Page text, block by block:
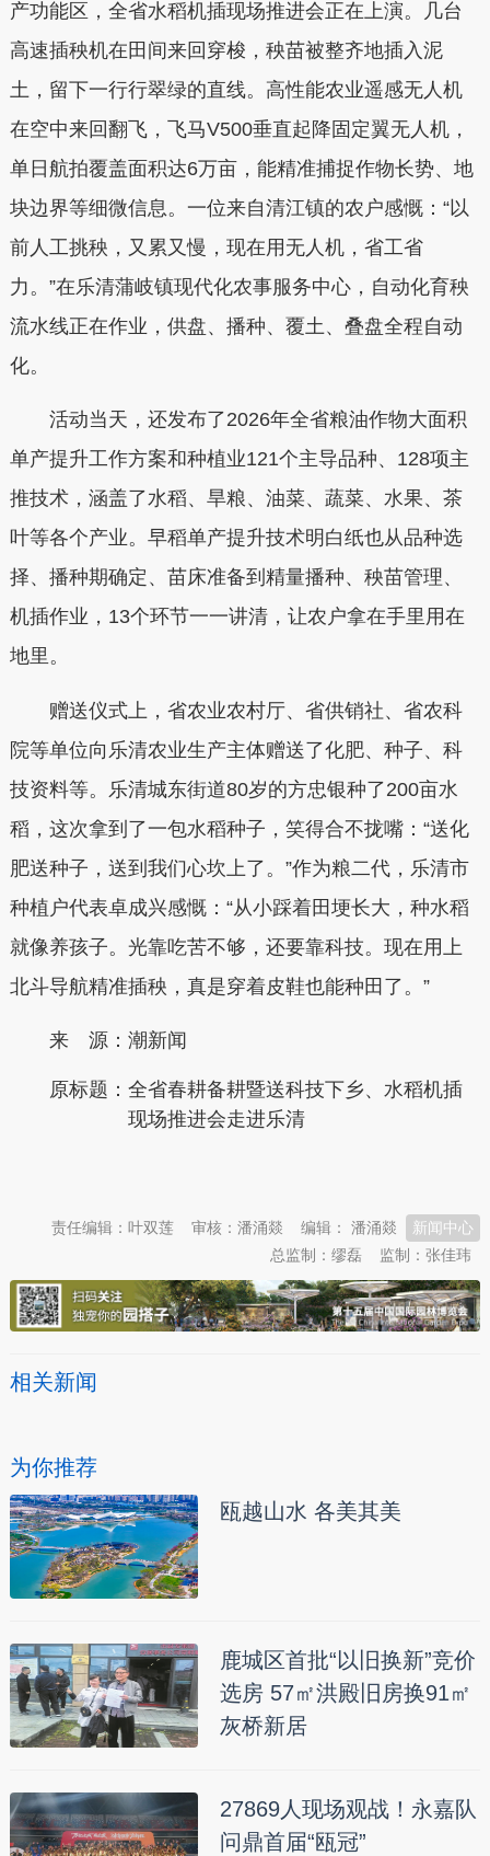
产功能区，全省水稻机插现场推进会正在上演。几台
高速插秧机在田间来回穿梭，秧苗被整齐地插入泥
土，留下一行行翠绿的直线。高性能农业遥感无人机
在空中来回翻飞，飞马V500垂直起降固定翼无人机，
单日航拍覆盖面积达6万亩，能精准捕捉作物长势、地
块边界等细微信息。一位来自清江镇的农户感慨：“以
前人工挑秧，又累又慢，现在用无人机，省工省
力。”在乐清蒲岐镇现代化农事服务中心，自动化育秧
流水线正在作业，供盘、播种、覆土、叠盘全程自动
化。
活动当天，还发布了2026年全省粮油作物大面积
单产提升工作方案和种植业121个主导品种、128项主
推技术，涵盖了水稻、旱粮、油菜、蔬菜、水果、茶
叶等各个产业。早稻单产提升技术明白纸也从品种选
择、播种期确定、苗床准备到精量播种、秧苗管理、
机插作业，13个环节一一讲清，让农户拿在手里用在
地里。
赠送仪式上，省农业农村厅、省供销社、省农科
院等单位向乐清农业生产主体赠送了化肥、种子、科
技资料等。乐清城东街道80岁的方忠银种了200亩水
稻，这次拿到了一包水稻种子，笑得合不拢嘴：“送化
肥送种子，送到我们心坎上了。”作为粮二代，乐清市
种植户代表卓成兴感慨：“从小踩着田埂长大，种水稻
就像养孩子。光靠吃苦不够，还要靠科技。现在用上
北斗导航精准插秧，真是穿着皮鞋也能种田了。”
来 源：潮新闻
原标题： 全省春耕备耕暨送科技下乡、水稻机插
现场推进会走进乐清
新闻中心
编辑： 潘涌燚
审核：潘涌燚
责任编辑：叶双莲
监制：张佳玮
总监制：缪磊
相关新闻
为你推荐
瓯越山水 各美其美
鹿城区首批“以旧换新”竞价
选房 57㎡洪殿旧房换91㎡
灰桥新居
27869人现场观战！永嘉队
问鼎首届“瓯冠”